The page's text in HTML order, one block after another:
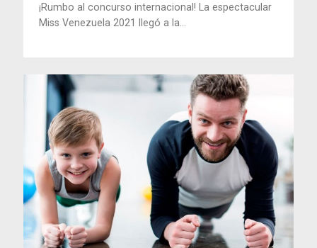
¡Rumbo al concurso internacional! La espectacular
Miss Venezuela 2021 llegó a la...